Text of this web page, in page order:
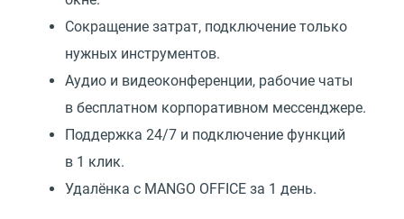
Сокращение затрат, подключение только
нужных инструментов.
Аудио и видеоконференции, рабочие чаты
в бесплатном корпоративном мессенджере.
Поддержка 24/7 и подключение функций
в 1 клик.
Удалёнка с MANGO OFFICE за 1 день.